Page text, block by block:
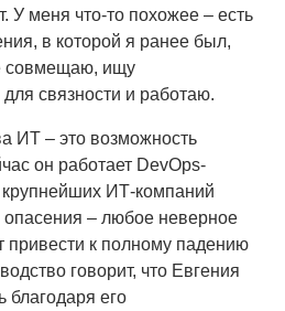
У меня что-то похожее – есть
в которой я ранее был,
совмещаю, ищу
связности и работаю.
ИТ – это возможность
он работает DevOps-
ИТ-компаний
– любое неверное
к полному падению
говорит, что Евгения
благодаря его